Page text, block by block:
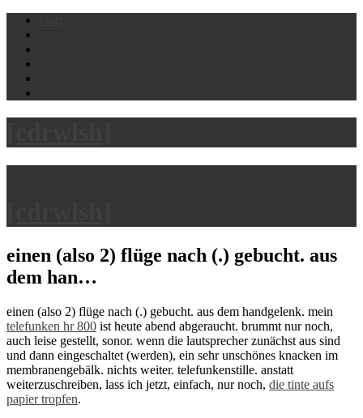
Skip
content
einen (also 2) flüge nach (.) gebucht. aus
dem han…
einen (also 2) flüge nach (.) gebucht. aus dem handgelenk. mein
telefunken hr 800 ist heute abend abgeraucht. brummt nur noch,
auch leise gestellt, sonor. wenn die lautsprecher zunächst aus sind
und dann eingeschaltet (werden), ein sehr unschönes knacken im
membranengebälk. nichts weiter. telefunkenstille. anstatt
weiterzuschreiben, lass ich jetzt, einfach, nur noch, die tinte aufs
papier tropfen.